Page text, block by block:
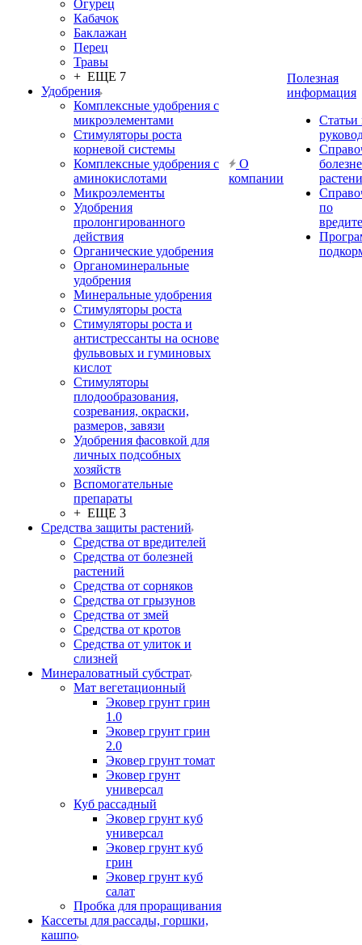
Огурец
Кабачок
Баклажан
Перец
Травы
+ ЕЩЕ 7
Удобрения
Комплексные удобрения с
микроэлементами
Стимуляторы роста
корневой системы
Комплексные удобрения с
аминокислотами
Микроэлементы
Удобрения
пролонгированного
действия
Органические удобрения
Органоминеральные
удобрения
Минеральные удобрения
Стимуляторы роста
Стимуляторы роста и
антистрессанты на основе
фульвовых и гуминовых
кислот
Стимуляторы
плодообразования,
созревания, окраски,
размеров, завязи
Удобрения фасовкой для
личных подсобных
хозяйств
Вспомогательные
препараты
+ ЕЩЕ 3
Средства защиты растений
Средства от вредителей
Средства от болезней
растений
Средства от сорняков
Средства от грызунов
Средства от змей
Средства от кротов
Средства от улиток и
слизней
Минераловатный субстрат
Мат вегетационный
Эковер грунт грин
1.0
Эковер грунт грин
2.0
Эковер грунт томат
Эковер грунт
универсал
Куб рассадный
Эковер грунт куб
универсал
Эковер грунт куб
грин
Эковер грунт куб
салат
Пробка для проращивания
Кассеты для рассады, горшки,
кашпо
О
компании
Полезная
информация
Статьи
по